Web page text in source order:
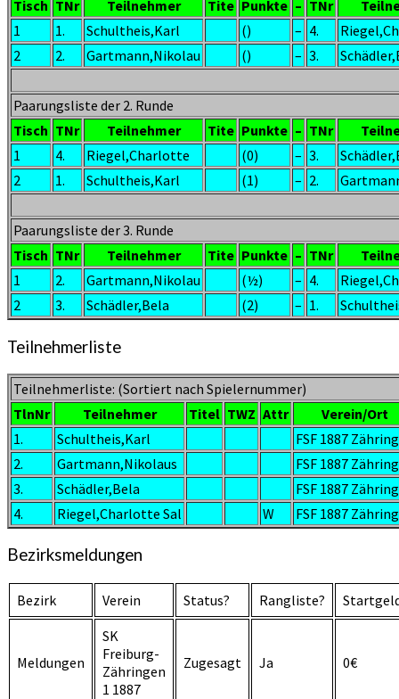
Tisch TNr Teilnehmer Tite Punkte – TNr
1
1. Schultheis,Karl () – 4.
2
2. Gartmann,Nikolau () – 3.
Paarungsliste der 2. Runde
Tisch TNr Teilnehmer Tite Punkte – TNr
1
4. Riegel,Charlotte (0) – 3.
2
1. Schultheis,Karl (1) – 2.
Paarungsliste der 3. Runde
Tisch TNr Teilnehmer Tite Punkte – TNr
1
2. Gartmann,Nikolau (½) – 4.
2
3. Schädler,Bela (2) – 1.
Teilnehmerliste
Teilnehmerliste: (Sortiert nach Spielernummer)
TlnNr
Teilnehmer Titel TWZ Attr
Verein/Ort
1.
Schultheis,Karl
FSF 1887
2.
Gartmann,Nikolaus
FSF 1887
3.
Schädler,Bela
FSF 1887
4.
Riegel,Charlotte Sal W FSF 1887
Bezirksmeldungen
Bezirk Verein Status? Rangliste?
Meldungen
SK
Freiburg-
Zähringen
1 1887
Zugesagt Ja 0€